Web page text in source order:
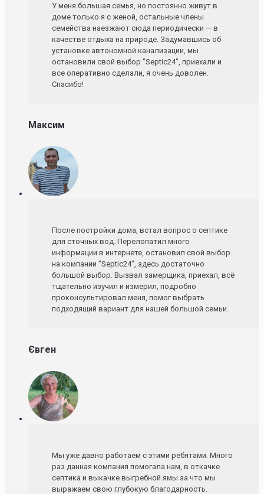
У меня большая семья, но постоянно живут в
доме только я с женой, остальные члены
семейства наезжают сюда периодически — в
качестве отдыха на природе. Задумавшись об
установке автономной канализации, мы
остановили свой выбор "Septic24", приехали и
все оперативно сделали, я очень доволен.
Спасибо!
Максим
После постройки дома, встал вопрос о септике
для сточных вод. Перелопатил много
информации в интернете, остановил свой выбор
на компании "Septic24", здесь достаточно
большой выбор. Вызвал замерщика, приехал, всё
тщательно изучил и измерил, подробно
проконсультировал меня, помог выбрать
подходящий вариант для нашей большой семьи.
Євген
Мы уже давно работаем с этими ребятами. Много
раз данная компания помогала нам, в откачке
септика и выкачке выгребной ямы за что мы
выражаем свою глубокую благодарность.